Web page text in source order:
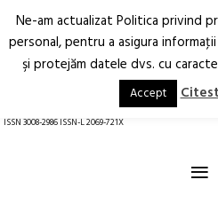
Arhitectură.
Oraș.
ISSN 3008-2986 ISSN-L 2069-721X
≡
Ne-am actualizat Politica privind
personal, pentru a asigura
şi protejăm datele dvs. cu
Accept